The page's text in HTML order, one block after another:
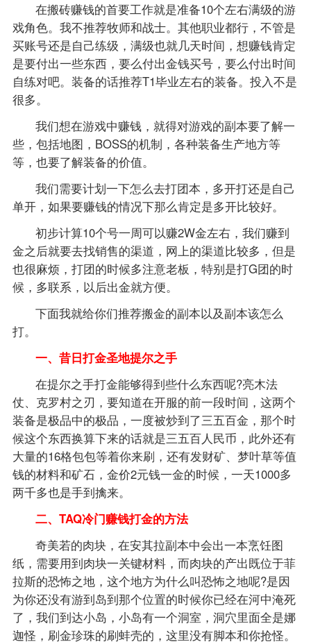
在搬砖赚钱的首要工作就是准备10个左右满级的游
戏角色。我不推荐牧师和战士。其他职业都行，不管是
买账号还是自己练级，满级也就几天时间，想赚钱肯定
是要付出一些东西，要么付出金钱买号，要么付出时间
自练对吧。装备的话推荐T1毕业左右的装备。投入不是
很多。
我们想在游戏中赚钱，就得对游戏的副本要了解一
些，包括地图，BOSS的机制，各种装备生产地方等
等，也要了解装备的价值。
我们需要计划一下怎么去打团本，多开打还是自己
单开，如果要赚钱的情况下那么肯定是多开比较好。
初步计算10个号一周可以赚2W金左右，我们赚到
金之后就要去找销售的渠道，网上的渠道比较多，但是
也很麻烦，打团的时候多注意老板，特别是打G团的时
候，多联系，以后出金就方便。
下面我就给你们推荐搬金的副本以及副本该怎么
打。
一、昔日打金圣地提尔之手
在提尔之手打金能够得到些什么东西呢?亮木法
仗、克罗村之刃，要知道在开服的前一段时间，这两个
装备是极品中的极品，一度被炒到了三五百金，那个时
候这个东西换算下来的话就是三五百人民币，此外还有
大量的16格包包等着你来刷，还有发财矿、梦叶草等值
钱的材料和矿石，金价2元钱一金的时候，一天1000多
两千多也是手到擒来。
二、TAQ冷门赚钱打金的方法
奇美若的肉块，在安其拉副本中会出一本烹饪图
纸，需要用到肉块一关键材料，而肉块的产出既位于菲
拉斯的恐怖之地，这个地方为什么叫恐怖之地呢?是因
为你还没有游到岛到那个位置的时候你已经在河中淹死
了，我们到达小岛，小岛有一个洞室，洞穴里面全是娜
迦怪，刷金珍珠的刷蚌壳的，这里没有脚本和你抢怪。